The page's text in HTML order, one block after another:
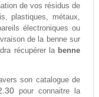
de vos résidus de
plastiques, métaux,
électroniques ou
de la benne sur
récupérer la benne
son catalogue de
pour connaitre la